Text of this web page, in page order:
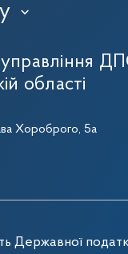
›
області
Хороброго, 5а
Державної